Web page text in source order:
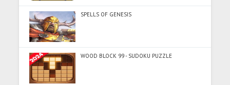
SPELLS OF GENESIS
WOOD BLOCK 99 - SUDOKU PUZZLE